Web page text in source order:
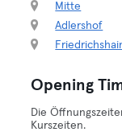
Mitte
Adlershof
Opening
Die
Kurszeiten.